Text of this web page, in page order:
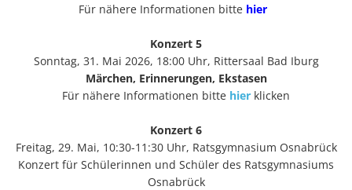
Für nähere Informationen bitte hier
Konzert 5
Sonntag, 31. Mai 2026, 18:00 Uhr, Rittersaal Bad Iburg
Märchen, Erinnerungen, Ekstasen
Für nähere Informationen bitte hier klicken
Konzert 6
Freitag, 29. Mai, 10:30-11:30 Uhr, Ratsgymnasium Osnabrück
Konzert für Schülerinnen und Schüler des Ratsgymnasiums
Osnabrück